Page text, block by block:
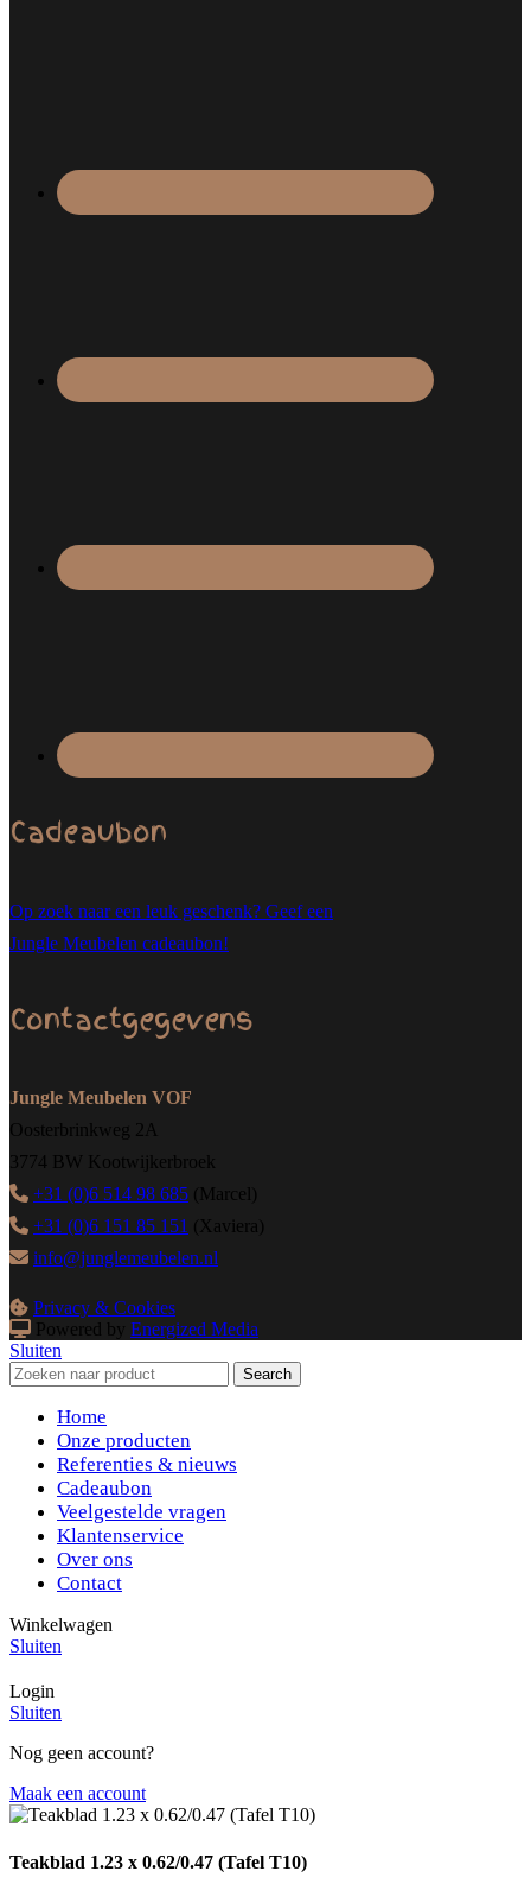
Cadeaubon
Op zoek naar een leuk geschenk? Geef een
Jungle Meubelen cadeaubon!
Contactgegevens
Jungle Meubelen VOF
Oosterbrinkweg 2A
3774 BW Kootwijkerbroek
+31 (0)6 514 98 685 (Marcel)
+31 (0)6 151 85 151 (Xaviera)
info@junglemeubelen.nl
Privacy & Cookies
Powered by Energized Media
Sluiten
Search
Home
Onze producten
Referenties & nieuws
Cadeaubon
Veelgestelde vragen
Klantenservice
Over ons
Contact
Winkelwagen
Sluiten
Login
Sluiten
Nog geen account?
Maak een account
Teakblad 1.23 x 0.62/0.47 (Tafel T10)